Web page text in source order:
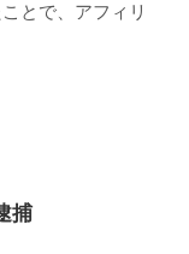
とで、アフィリ
捕